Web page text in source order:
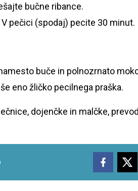
bučne ribance.
pečici (spodaj) pecite 30 minut.
buče in polnozrnato
eno žličko pecilnega praška.
dojenčke in malčke,